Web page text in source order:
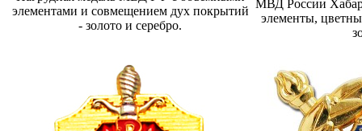
элементами и совмещением дух покрытий
- золото и серебро.
МВД России
элементы,